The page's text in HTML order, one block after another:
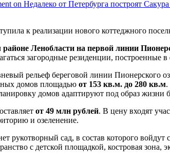
on Недалеко от Петербурга построят
к реализации нового коттеджного
Ленобласти на первой линии
загородные резиденции, построенные
рельеф береговой линии Пионерского
домов площадью от 153 кв.м. до 280 кв.м.
домов адаптируют под образ жизни
от 49 млн рублей. В цену входят
и озеленение.
рукотворный сад, в состав которого
с детской площадкой, костровая зона,